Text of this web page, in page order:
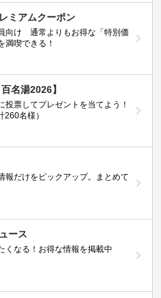
ミアムクーポン
向け 通常よりもお得な「特別価
満喫できる！
名湯2026】
投票してプレゼントを当てよう！
260名様）
報だけをピックアップ。まとめて
ース
くなる！お得な情報を掲載中